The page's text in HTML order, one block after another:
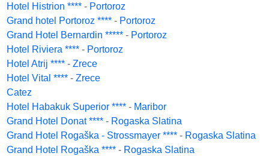
Hotel Histrion **** - Portoroz
Grand hotel Portoroz **** - Portoroz
Grand Hotel Bernardin ***** - Portoroz
Hotel Riviera **** - Portoroz
Hotel Atrij **** - Zrece
Hotel Vital **** - Zrece
Catez
Hotel Habakuk Superior **** - Maribor
Grand Hotel Donat **** - Rogaska Slatina
Grand Hotel Rogaška - Strossmayer **** - Rogaska Slatina
Grand Hotel Rogaška **** - Rogaska Slatina